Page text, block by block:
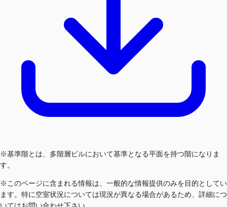
※基準階とは、多階層ビルにおいて基準となる平面を持つ階になりま
す。
※このページに含まれる情報は、一般的な情報提供のみを目的としてい
ます。特に空室状況については現況が異なる場合があるため、詳細につ